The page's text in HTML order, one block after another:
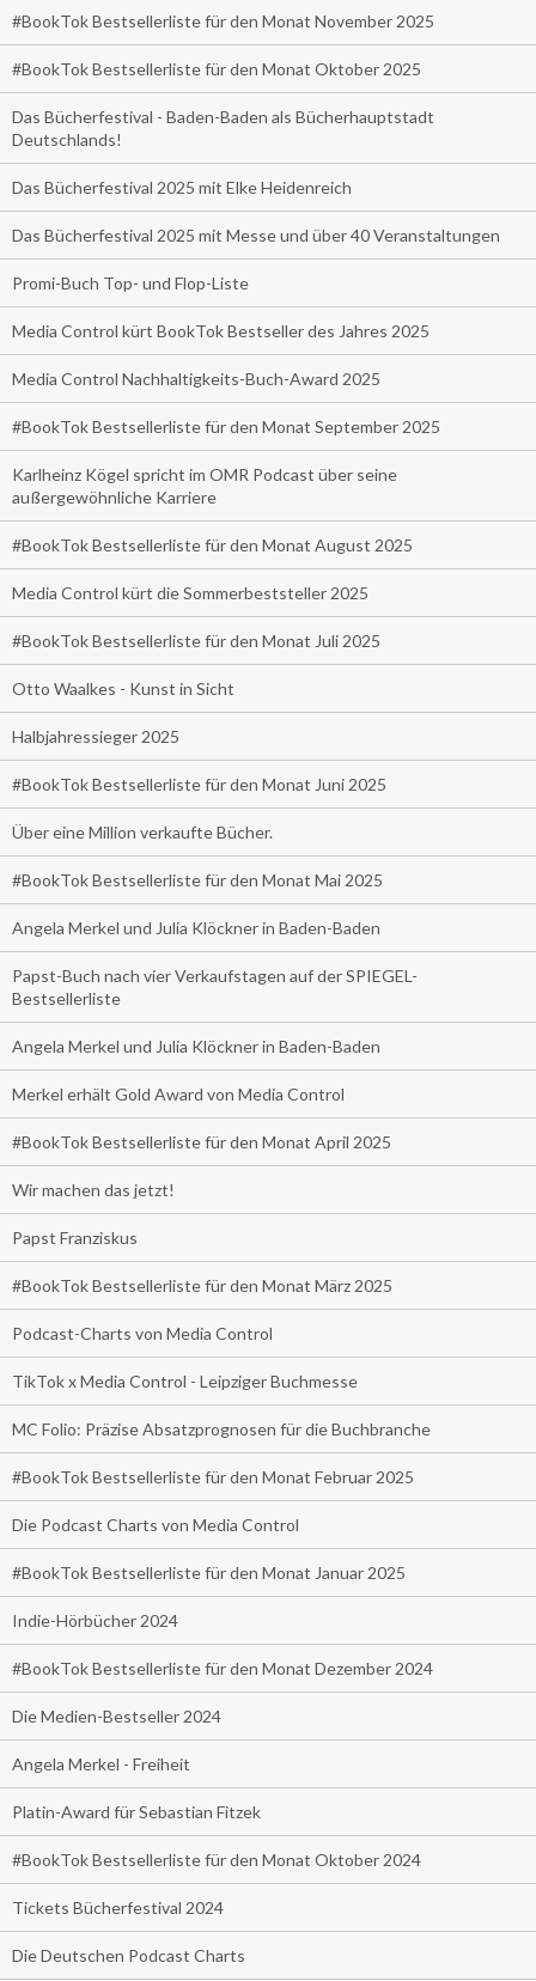
#BookTok Bestsellerliste für den Monat November 2025
#BookTok Bestsellerliste für den Monat Oktober 2025
Das Bücherfestival - Baden-Baden als Bücherhauptstadt
Deutschlands!
Das Bücherfestival 2025 mit Elke Heidenreich
Das Bücherfestival 2025 mit Messe und über 40 Veranstaltungen
Promi-Buch Top- und Flop-Liste
Media Control kürt BookTok Bestseller des Jahres 2025
Media Control Nachhaltigkeits-Buch-Award 2025
#BookTok Bestsellerliste für den Monat September 2025
Karlheinz Kögel spricht im OMR Podcast über seine
außergewöhnliche Karriere
#BookTok Bestsellerliste für den Monat August 2025
Media Control kürt die Sommerbeststeller 2025
#BookTok Bestsellerliste für den Monat Juli 2025
Otto Waalkes - Kunst in Sicht
Halbjahressieger 2025
#BookTok Bestsellerliste für den Monat Juni 2025
Über eine Million verkaufte Bücher.
#BookTok Bestsellerliste für den Monat Mai 2025
Angela Merkel und Julia Klöckner in Baden-Baden
Papst-Buch nach vier Verkaufstagen auf der SPIEGEL-
Bestsellerliste
Angela Merkel und Julia Klöckner in Baden-Baden
Merkel erhält Gold Award von Media Control
#BookTok Bestsellerliste für den Monat April 2025
Wir machen das jetzt!
Papst Franziskus
#BookTok Bestsellerliste für den Monat März 2025
Podcast-Charts von Media Control
TikTok x Media Control - Leipziger Buchmesse
MC Folio: Präzise Absatzprognosen für die Buchbranche
#BookTok Bestsellerliste für den Monat Februar 2025
Die Podcast Charts von Media Control
#BookTok Bestsellerliste für den Monat Januar 2025
Indie-Hörbücher 2024
#BookTok Bestsellerliste für den Monat Dezember 2024
Die Medien-Bestseller 2024
Angela Merkel - Freiheit
Platin-Award für Sebastian Fitzek
#BookTok Bestsellerliste für den Monat Oktober 2024
Tickets Bücherfestival 2024
Die Deutschen Podcast Charts